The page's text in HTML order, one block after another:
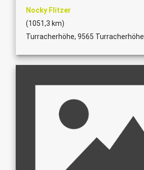
Nocky Flitzer
(1051,3 km)
Turracherhöhe, 9565 Turracherhöhe